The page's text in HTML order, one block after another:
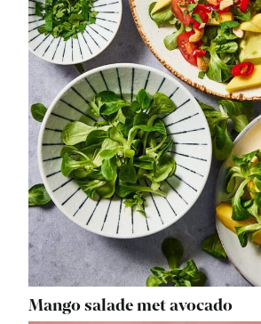
Mango salade met avocado